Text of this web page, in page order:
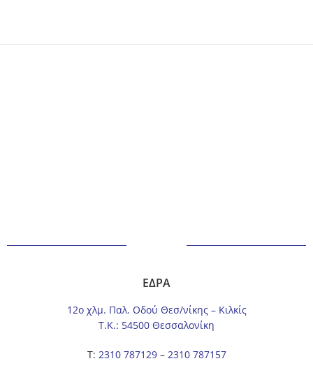
ΕΔΡΑ
12ο χλμ. Παλ. Οδού Θεσ/νίκης – Κιλκίς
Τ.Κ.: 54500 Θεσσαλονίκη
Τ: 2310 787129– 2310 787157